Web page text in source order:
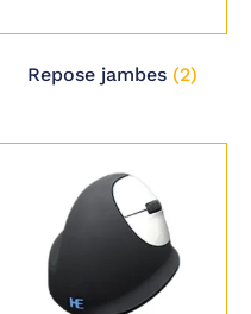
Repose jambes (2)